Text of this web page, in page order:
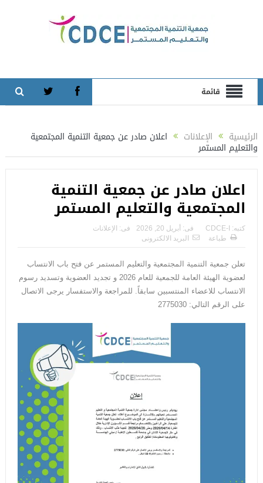
قائمة
الرئيسية الإعلانات اعلان صادر عن جمعية التنمية المجتمعية
والتعليم المستمر
اعلان صادر عن جمعية التنمية
المجتمعية والتعليم المستمر
كتبه: CDCE-I فى: أبريل 20, 2026 فى: الإعلانات
طباعة
البريد الالكترونى
تعلن جمعية التنمية المجتمعية والتعليم المستمر عن فتح باب الانتساب
لعضوية الهيئة العامة للجمعية للعام 2026 و تجديد العضوية وتسديد رسوم
الانتساب للاعضاء المنتسبين سابقاً. للمراجعة والاستفسار يرجى الاتصال
على الرقم التالي: 2775030